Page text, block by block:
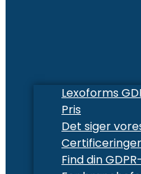
Lexoforms
Pris
Det siger
Certificeringer
Find din